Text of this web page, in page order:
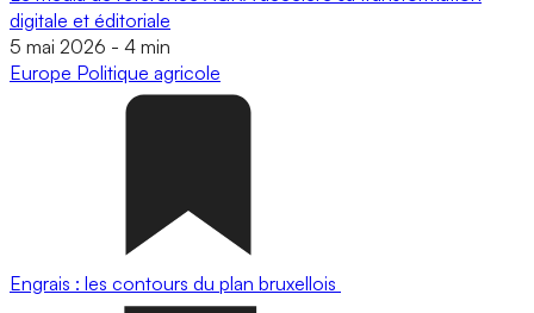
digitale et éditoriale
5 mai 2026 - 4 min
Europe Politique agricole
Engrais : les contours du plan bruxellois